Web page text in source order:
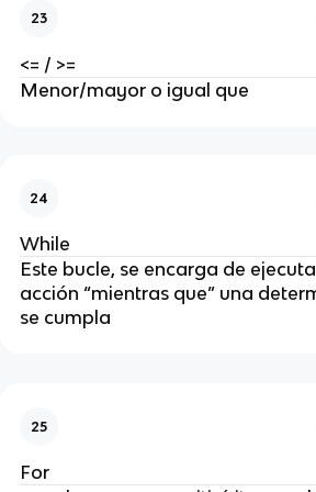
23
<= / >=
Menor/mayor o igual que
24
While
Este bucle, se encarga de
acción “mientras que” una
se cumpla
25
For